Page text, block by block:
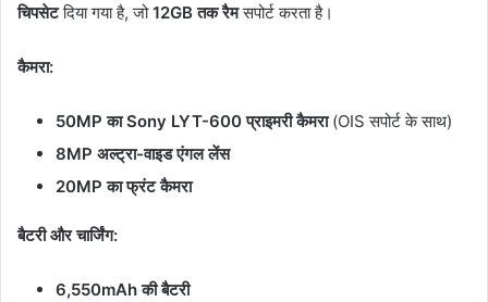
चिपसेटदिया गया है, जो12GB तक रैमसपोर्ट करता है।
कैमरा:
50MP का Sony LYT-600 प्राइमरी कैमरा(OIS सपोर्ट के साथ)
8MP अल्ट्रा-वाइड एंगल लेंस
20MP का फ्रंट कैमरा
बैटरी और चार्जिंग:
6,550mAh की बैटरी